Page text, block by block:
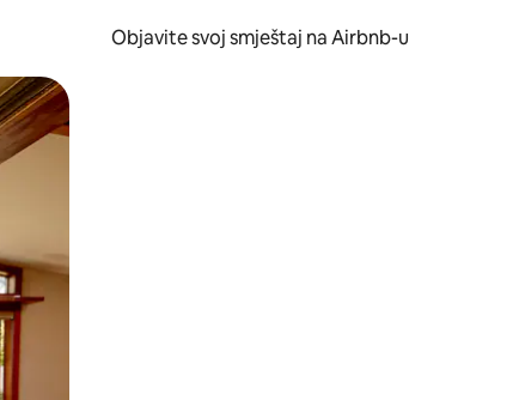
Objavite svoj smještaj na Airbnb-u